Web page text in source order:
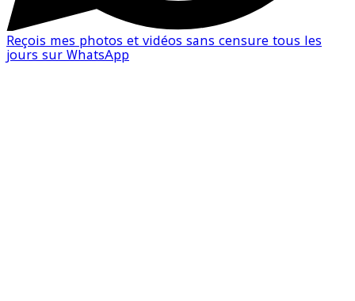
Reçois mes photos et vidéos sans censure tous les
jours sur WhatsApp